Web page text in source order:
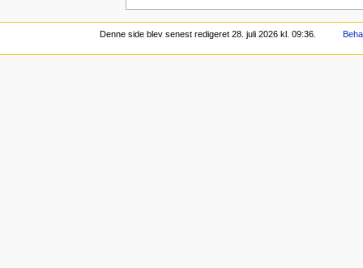
Denne side blev senest redigeret 28. juli 2026 kl. 09:36.